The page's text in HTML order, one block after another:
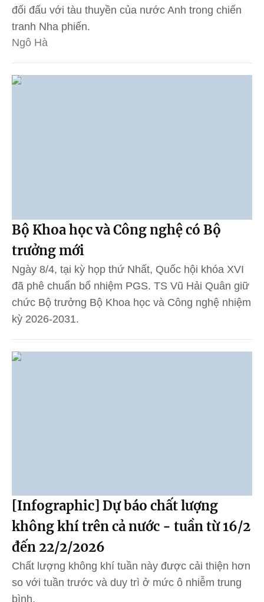
đối đấu với tàu thuyền của nước Anh trong chiến
tranh Nha phiến.
Ngô Hà
Bộ Khoa học và Công nghệ có Bộ
trưởng mới
Ngày 8/4, tại kỳ họp thứ Nhất, Quốc hội khóa XVI
đã phê chuẩn bổ nhiệm PGS. TS Vũ Hải Quân giữ
chức Bộ trưởng Bộ Khoa học và Công nghệ nhiệm
kỳ 2026-2031.
[Infographic] Dự báo chất lượng
không khí trên cả nước - tuần từ 16/2
đến 22/2/2026
Chất lượng không khí tuần này được cải thiện hơn
so với tuần trước và duy trì ở mức ô nhiễm trung
bình.